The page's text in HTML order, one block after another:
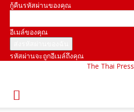
กู้คืนรหัสผ่านของคุณ
อีเมล์ของคุณ
รหัสผ่านจะถูกอีเมล์ถึงคุณ
The Thai Press